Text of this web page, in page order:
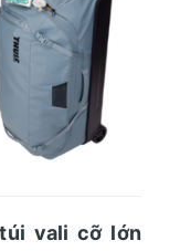
vali cỡ lớn